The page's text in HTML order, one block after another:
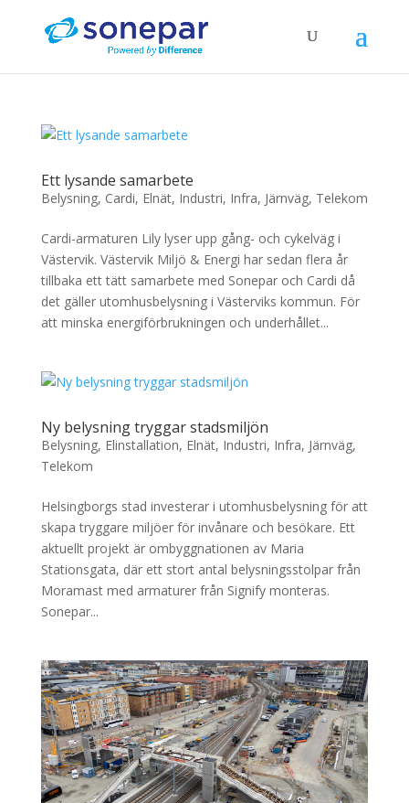
Ett lysande samarbete
Belysning, Cardi, Elnät, Industri, Infra, Järnväg, Telekom
Cardi-armaturen Lily lyser upp gång- och cykelväg i
Västervik. Västervik Miljö & Energi har sedan flera år
tillbaka ett tätt samarbete med Sonepar och Cardi då
det gäller utomhusbelysning i Västerviks kommun. För
att minska energiförbrukningen och underhållet...
Ny belysning tryggar stadsmiljön
Belysning, Elinstallation, Elnät, Industri, Infra, Järnväg,
Telekom
Helsingborgs stad investerar i utomhusbelysning för att
skapa tryggare miljöer för invånare och besökare. Ett
aktuellt projekt är ombyggnationen av Maria
Stationsgata, där ett stort antal belysningsstolpar från
Moramast med armaturer från Signify monteras.
Sonepar...